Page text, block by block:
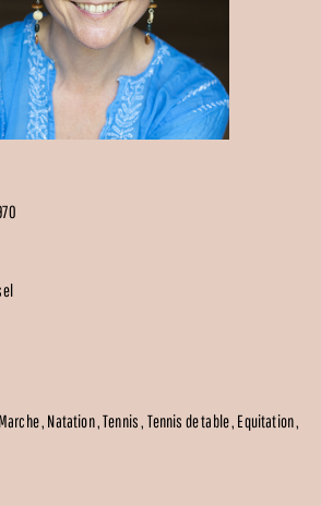
, Natation , Tennis , Tennis de table , Equitation ,